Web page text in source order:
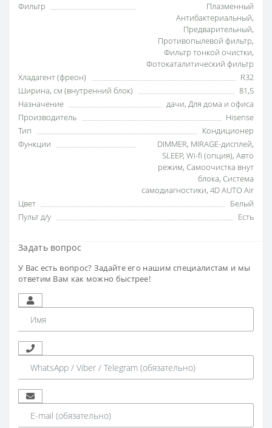
Фильтр
Плазменный
Антибактериальный,
Предварительный,
Противопылевой фильтр,
Фильтр тонкой очистки,
Фотокаталитический фильтр
Хладагент (фреон)
R32
Ширина, см (внутренний блок)
81,5
Назначение
дачи, Для дома и офиса
Производитель
Hisense
Тип
Кондиционер
Функции
DIMMER, MIRAGE-дисплей,
SLEEP, Wi-fi (опция), Авто
режим, Самоочистка внут
блока, Система
самодиагностики, 4D AUTO Air
Цвет
Белый
Пульт д/у
Есть
Задать вопрос
У Вас есть вопрос? Задайте его нашим специалистам и мы
ответим Вам как можно быстрее!